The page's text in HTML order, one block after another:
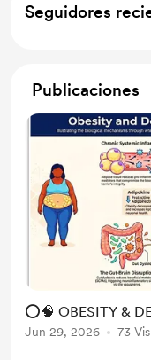
Seguidores
Publicaciones
⭕🧠 OBESITY &
Jun 29, 2026 73